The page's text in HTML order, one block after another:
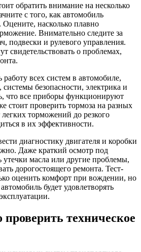
обратить внимание на несколько
с того, как автомобиль
насколько плавно
Внимательно следите за
подвески и рулевого управления.
свидетельствовать о проблемах,
работу всех систем в автомобиле,
безопасности, электрика и
что все приборы функционируют
стоит проверить тормоза на разных
торможений до резкого
в их эффективности.
диагностику двигателя и коробки
Даже краткий осмотр под
масла или другие проблемы,
дорогостоящего ремонта. Тест-
оценить комфорт при вождении, но
будет удовлетворять
техническое